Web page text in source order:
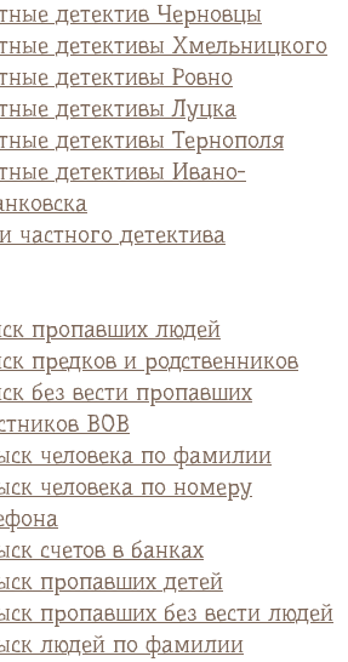
детектив Черновцы
детективы Хмельницкого
детективы Ровно
детективы Луцка
детективы Тернополя
детективы Ивано-
частного детектива
пропавших людей
предков и родственников
без вести пропавших
ВОВ
человека по фамилии
человека по номеру
счетов в банках
пропавших детей
пропавших без вести людей
людей по фамилии